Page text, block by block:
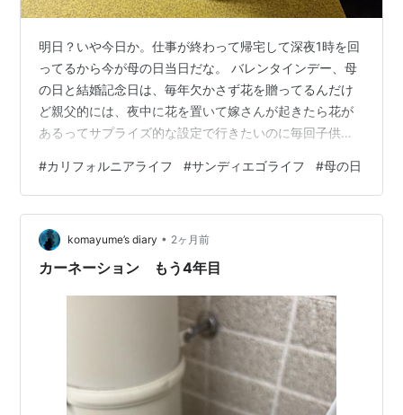
明日？いや今日か。仕事が終わって帰宅して深夜1時を回
ってるから今が母の日当日だな。 バレンタインデー、母
の日と結婚記念日は、毎年欠かさず花を贈ってるんだけ
ど親父的には、夜中に花を置いて嫁さんが起きたら花が
あるってサプライズ的な設定で行きたいのに毎回子供み
日は、サプライズ成功！ 以前バレンタインデーの時に家
に帰ると嫁さんが未だ起きてたからサプライズ的な花束
を外に置いて隠したつもりが親父寝落ちして花束外に置
きっぱになってダメにした事あるんだよね。 何度もブロ
グで書いてるけど母の日当日に嫁さんをどこか食事に連
#カリフォルニアライフ #サンディエゴライフ #母の日
komayume’s diary • 2ヶ月前
カーネーション もう4年目